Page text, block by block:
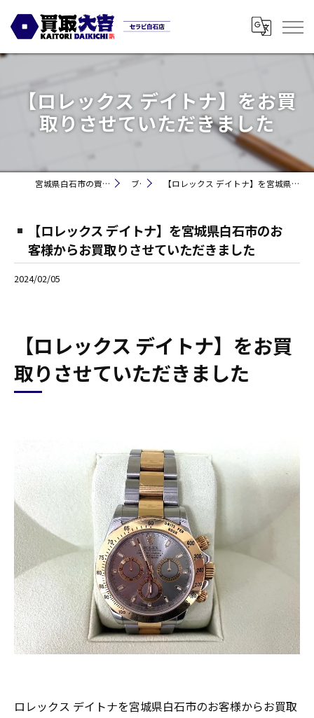
【ロレックス デイトナ】をお買
取りさせていただきました
宮城県白石市の買取なら買取大吉セラビ白石店 ブログ 【ロレックス デイトナ】を宮城県白石市のお客様からお買取りさせていただきました
【ロレックス デイトナ】を宮城県白石市のお
客様からお買取りさせていただきました
2024/02/05
【ロレックス デイトナ】をお買
取りさせていただきました
ロレックス デイトナを宮城県白石市のお客様からお買取